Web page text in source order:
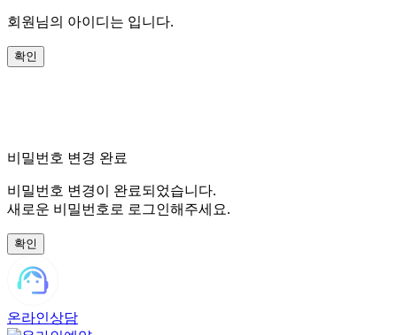
회원님의 아이디는 입니다.
비밀번호 변경 완료
비밀번호 변경이 완료되었습니다.
새로운 비밀번호로 로그인해주세요.
온라인상담